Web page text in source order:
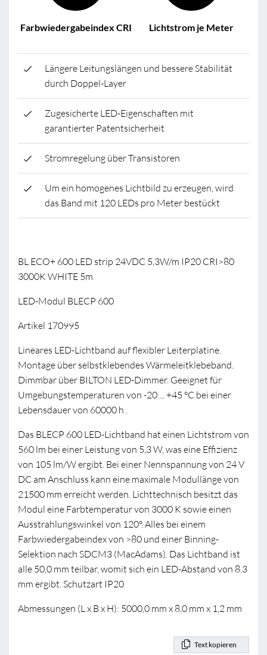
Farbwiedergabeindex CRI Lichtstrom je Meter
Längere Leitungslängen und bessere Stabilität
durch Doppel-Layer
Zugesicherte LED-Eigenschaften mit
garantierter Patentsicherheit
Stromregelung über Transistoren
Um ein homogenes Lichtbild zu erzeugen, wird
das Band mit 120 LEDs pro Meter bestückt
BL ECO+ 600 LED strip 24VDC 5,3W/m IP20 CRI>80
3000K WHITE 5m
LED-Modul BLECP 600
Artikel 170995
Lineares LED-Lichtband auf flexibler Leiterplatine.
Montage über selbstklebendes Wärmeleitklebeband.
Dimmbar über BILTON LED-Dimmer. Geeignet für
Umgebungstemperaturen von -20 ... +45 °C bei einer
Lebensdauer von 60000 h .
Das BLECP 600 LED-Lichtband hat einen Lichtstrom von
560 lm bei einer Leistung von 5,3 W, was eine Effizienz
von 105 lm/W ergibt. Bei einer Nennspannung von 24 V
DC am Anschluss kann eine maximale Modullänge von
21500 mm erreicht werden. Lichttechnisch besitzt das
Modul eine Farbtemperatur von 3000 K sowie einen
Ausstrahlungswinkel von 120°. Alles bei einem
Farbwiedergabeindex von >80 und einer Binning-
Selektion nach SDCM3 (MacAdams). Das Lichtband ist
alle 50,0 mm teilbar, womit sich ein LED-Abstand von 8.3
mm ergibt. Schutzart IP20
Abmessungen (L x B x H): 5000,0 mm x 8,0 mm x 1,2 mm
Text kopieren